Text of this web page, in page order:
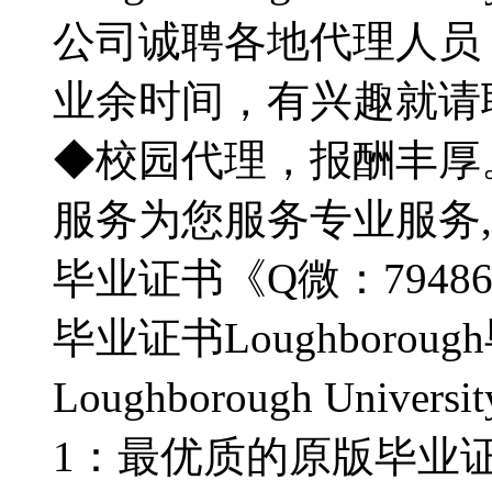
公司诚聘各地代理人员
业余时间，有兴趣就
◆校园代理，报酬丰厚
服务为您服务专业服
毕业证书《Q微：
毕业证书
Loughborough
1：最优质的原版毕业